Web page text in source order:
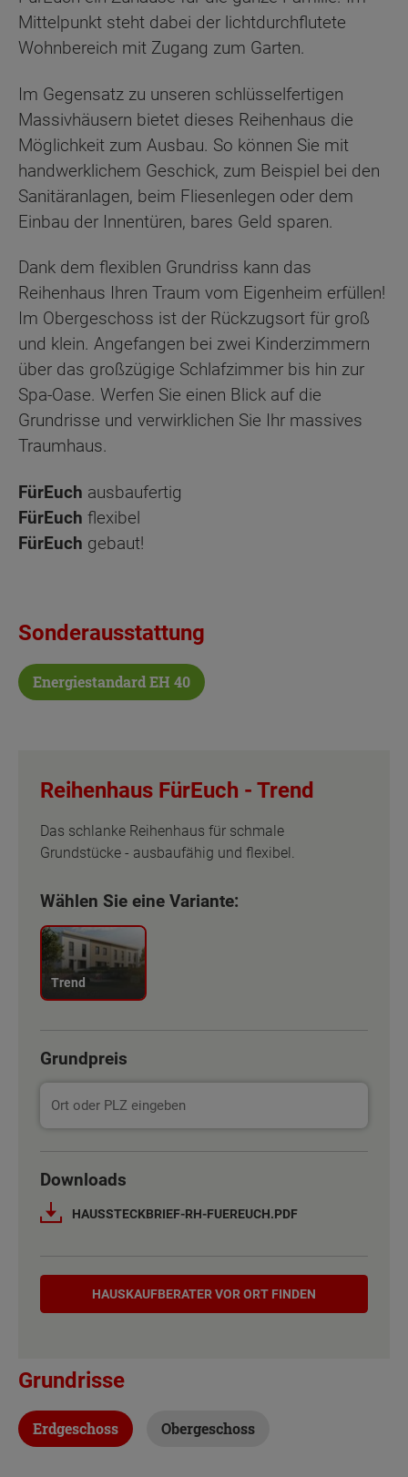
Mittelpunkt steht dabei der lichtdurchflutete
Wohnbereich mit Zugang zum Garten.
Im Gegensatz zu unseren schlüsselfertigen
Massivhäusern bietet dieses Reihenhaus die
Möglichkeit zum Ausbau. So können Sie mit
handwerklichem Geschick, zum Beispiel bei den
Sanitäranlagen, beim Fliesenlegen oder dem
Einbau der Innentüren, bares Geld sparen.
Dank dem flexiblen Grundriss kann das
Reihenhaus Ihren Traum vom Eigenheim erfüllen!
Im Obergeschoss ist der Rückzugsort für groß
und klein. Angefangen bei zwei Kinderzimmern
über das großzügige Schlafzimmer bis hin zur
Spa-Oase. Werfen Sie einen Blick auf die
Grundrisse und verwirklichen Sie Ihr massives
Traumhaus.
FürEuch ausbaufertig
FürEuch flexibel
FürEuch gebaut!
Sonderausstattung
Energiestandard EH 40
Reihenhaus FürEuch - Trend
Das schlanke Reihenhaus für schmale
Grundstücke - ausbaufähig und flexibel.
Wählen Sie eine Variante:
Trend
Grundpreis
Downloads
HAUSSTECKBRIEF-RH-FUEREUCH.PDF
Hauskaufberater
HAUSKAUF­BERATER VOR ORT FINDEN
Grundrisse
Erdgeschoss Obergeschoss